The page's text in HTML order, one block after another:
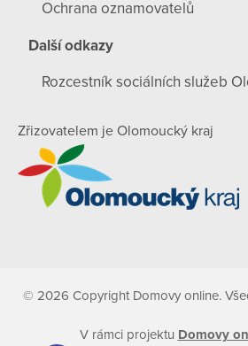
Ochrana oznamovatelů
Další odkazy
Rozcestník sociálních služeb
Zřizovatelem je Olomoucký kraj
© 2026 Copyright Domovy online.
V rámci projektu Domovy